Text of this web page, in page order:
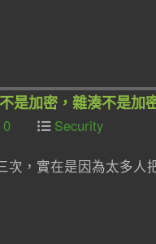
是加密，雜湊不是加
0 Security
次，實在是因為太多人